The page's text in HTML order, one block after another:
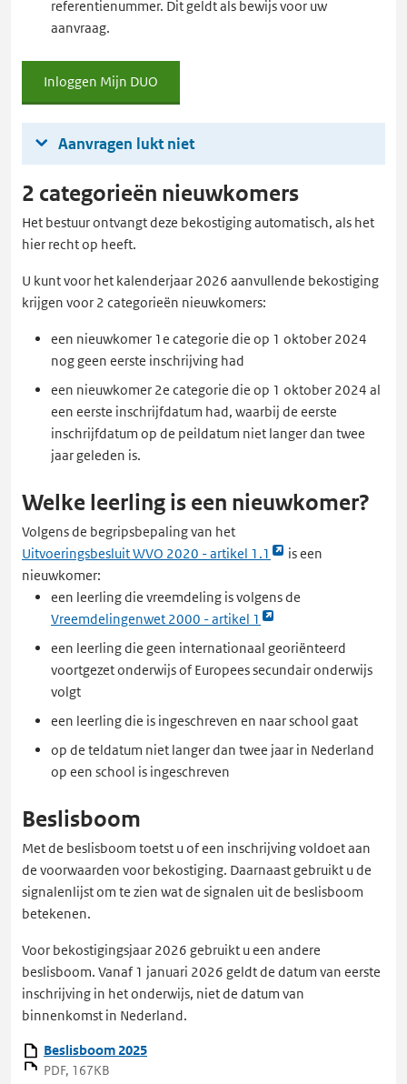
referentienummer. Dit geldt als bewijs voor uw
aanvraag.
Inloggen Mijn DUO
Inloggen
Mijn
Aanvragen lukt niet
2 categorieën nieuwkomers
Het bestuur ontvangt deze bekostiging automatisch, als het
hier recht op heeft.
U kunt voor het kalenderjaar 2026 aanvullende bekostiging
krijgen voor 2 categorieën nieuwkomers:
een nieuwkomer 1e categorie die op 1 oktober 2024
nog geen eerste inschrijving had
een nieuwkomer 2e categorie die op 1 oktober 2024 al
een eerste inschrijfdatum had, waarbij de eerste
inschrijfdatum op de peildatum niet langer dan twee
jaar geleden is.
Welke leerling is een nieuwkomer?
Volgens de begripsbepaling van het
Uitvoeringsbesluit WVO 2020 - artikel 1.1
Link
opent
externe
pagina
is een
nieuwkomer:
een leerling die vreemdeling is volgens de
Vreemdelingenwet 2000 - artikel 1
Link
opent
externe
pagina
een
nieuw
tabblad
een leerling die geen internationaal georiënteerd
voortgezet onderwijs of Europees secundair onderwijs
volgt
een leerling die is ingeschreven en naar school gaat
op de teldatum niet langer dan twee jaar in Nederland
op een school is ingeschreven
Beslisboom
Met de beslisboom toetst u of een inschrijving voldoet aan
de voorwaarden voor bekostiging. Daarnaast gebruikt u de
signalenlijst om te zien wat de signalen uit de beslisboom
betekenen.
Voor bekostigingsjaar 2026 gebruikt u een andere
beslisboom. Vanaf 1 januari 2026 geldt de datum van eerste
inschrijving in het onderwijs, niet de datum van
binnenkomst in Nederland.
Beslisboom 2025
PDF, 167KB